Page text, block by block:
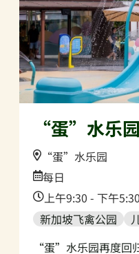
“蛋”水乐园
Location:
“蛋”水乐园
Date:
每日
Time:上午9:30 - 下午5:30
新加坡飞禽公园
“蛋”水乐园再度回